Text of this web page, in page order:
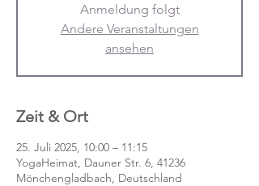
Anmeldung folgt
Andere Veranstaltungen
ansehen
Zeit & Ort
25. Juli 2025, 10:00 – 11:15
YogaHeimat, Dauner Str. 6, 41236
Mönchengladbach, Deutschland